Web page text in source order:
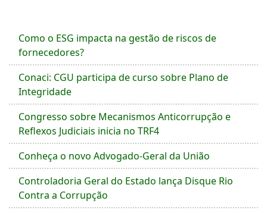
Como o ESG impacta na gestão de riscos de
fornecedores?
Conaci: CGU participa de curso sobre Plano de
Integridade
Congresso sobre Mecanismos Anticorrupção e
Reflexos Judiciais inicia no TRF4
Conheça o novo Advogado-Geral da União
Controladoria Geral do Estado lança Disque Rio
Contra a Corrupção